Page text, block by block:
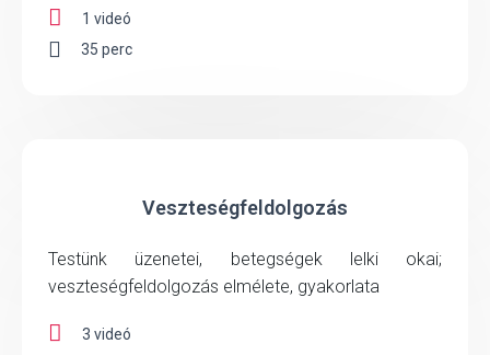
1 videó
35 perc
Veszteségfeldolgozás
Testünk üzenetei, betegségek lelki okai;
veszteségfeldolgozás elmélete, gyakorlata
3 videó